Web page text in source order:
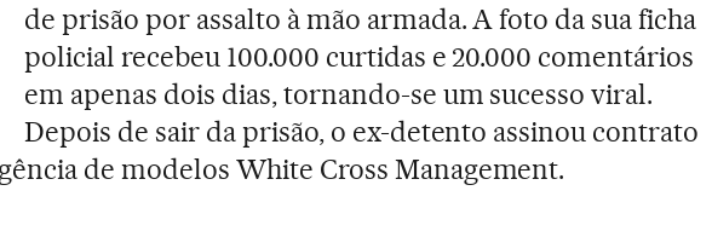
de prisão por assalto à mão armada. A foto da sua ficha
policial recebeu 100.000 curtidas e 20.000 comentários
em apenas dois dias, tornando-se um sucesso viral.
Depois de sair da prisão, o ex-detento assinou contrato
de modelos White Cross Management.